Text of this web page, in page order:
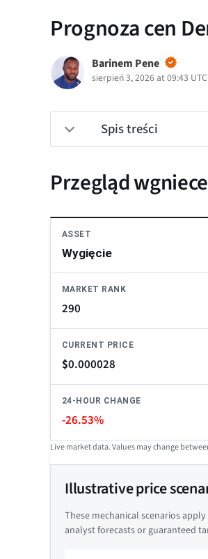
Prognoza cen
Barinem Pene
sierpień 3, 2026 at 09:43 UTC
Spis treści
Przegląd
ASSET
Wygięcie
MARKET RANK
290
CURRENT PRICE
$0.000028
24-HOUR CHANGE
-26.53%
Live market data. Values may change
Illustrative price
These mechanical scenarios
analyst forecasts or guaranteed